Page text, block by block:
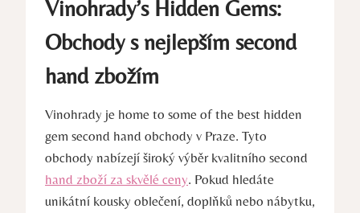
Vinohrady’s Hidden Gems:
Obchody s nejlepším second
hand zbožím
Vinohrady je home to some of the best hidden
gem second hand obchody v Praze. Tyto
obchody nabízejí široký výběr kvalitního second
hand zboží za skvělé ceny. Pokud hledáte
unikátní kousky oblečení, doplňků nebo nábytku,